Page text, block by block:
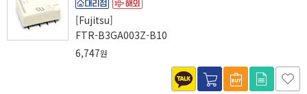
[Fujitsu]
FTR-B3GA003Z-B10
6,747원